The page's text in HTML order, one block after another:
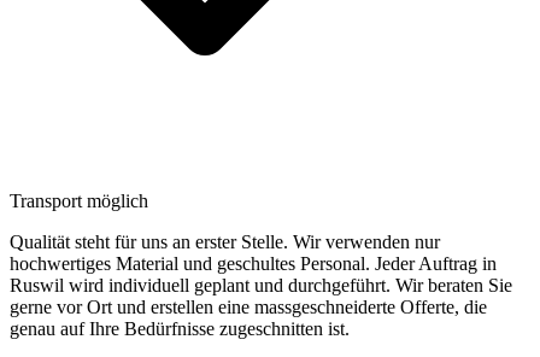
Transport möglich
Qualität steht für uns an erster Stelle. Wir verwenden nur
hochwertiges Material und geschultes Personal. Jeder Auftrag in
Ruswil wird individuell geplant und durchgeführt. Wir beraten Sie
gerne vor Ort und erstellen eine massgeschneiderte Offerte, die
genau auf Ihre Bedürfnisse zugeschnitten ist.